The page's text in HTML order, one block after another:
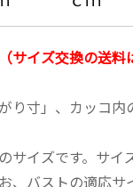
し。
、以前のタンクト
商品で外出すると
サイズ交換の送料
り寸」、カッコ内
サイズです。サイ
、バストの適応サ